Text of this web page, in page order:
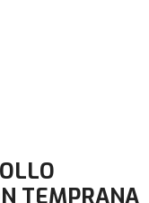
TEMPRANA